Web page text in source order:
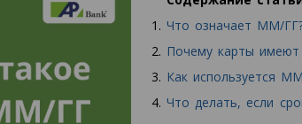
Что означает ММ/
Почему карты имеют
Как используется
Что делать, если